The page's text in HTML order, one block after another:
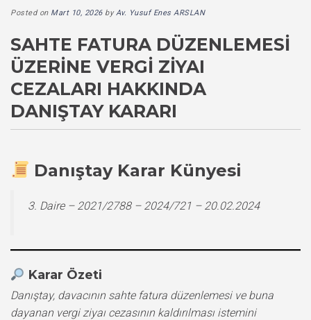
Posted on Mart 10, 2026byAv. Yusuf Enes ARSLAN
SAHTE FATURA DÜZENLEMESI
ÜZERINE VERGI ZIYAI
CEZALARI HAKKINDA
DANIŞTAY KARARI
Danıştay Karar Künyesi
3. Daire – 2021/2788 – 2024/721 – 20.02.2024
Karar Özeti
Danıştay, davacının sahte fatura düzenlemesi ve buna
dayanan vergi ziyaı cezasının kaldırılması istemini